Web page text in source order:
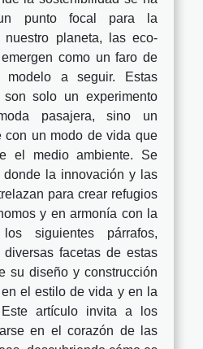
punto focal para la
nuestro planeta, las eco-
como un faro de
modelo a seguir. Estas
solo un experimento
pasajera, sino un
con un modo de vida que
el medio ambiente. Se
donde la innovación y las
para crear refugios
y en armonía con la
siguientes párrafos,
diversas facetas de estas
su diseño y construcción
el estilo de vida y en la
artículo invita a los
en el corazón de las